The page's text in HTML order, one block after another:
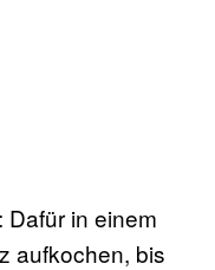
Dafür in einem
aufkochen, bis